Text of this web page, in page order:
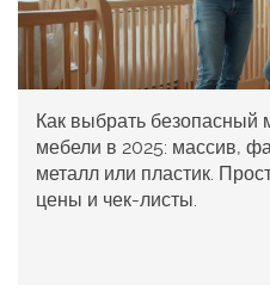
Как выбрать безопасный
мебели в 2025: массив,
металл или пластик.
цены и чек-листы.